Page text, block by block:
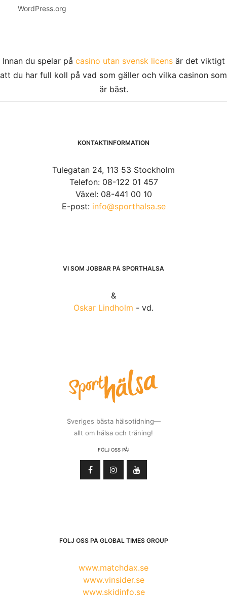
WordPress.org
Innan du spelar på casino utan svensk licensär det viktigt
att du har full koll på vad som gäller och vilka casinon som
är bäst.
KONTAKTINFORMATION
Tulegatan 24, 113 53 Stockholm
Telefon: 08-122 01 457
Växel: 08-441 00 10
E-post: info@sporthalsa.se
VI SOM JOBBAR PÅ SPORTHÄLSA
&
Oskar Lindholm - vd.
Sveriges bästa hälsotidning—
allt om hälsa och träning!
FÖLJ OSS PÅ:
FÖLJ OSS PÅ GLOBAL TIMES GROUP
www.matchdax.se
www.vinsider.se
www.skidinfo.se